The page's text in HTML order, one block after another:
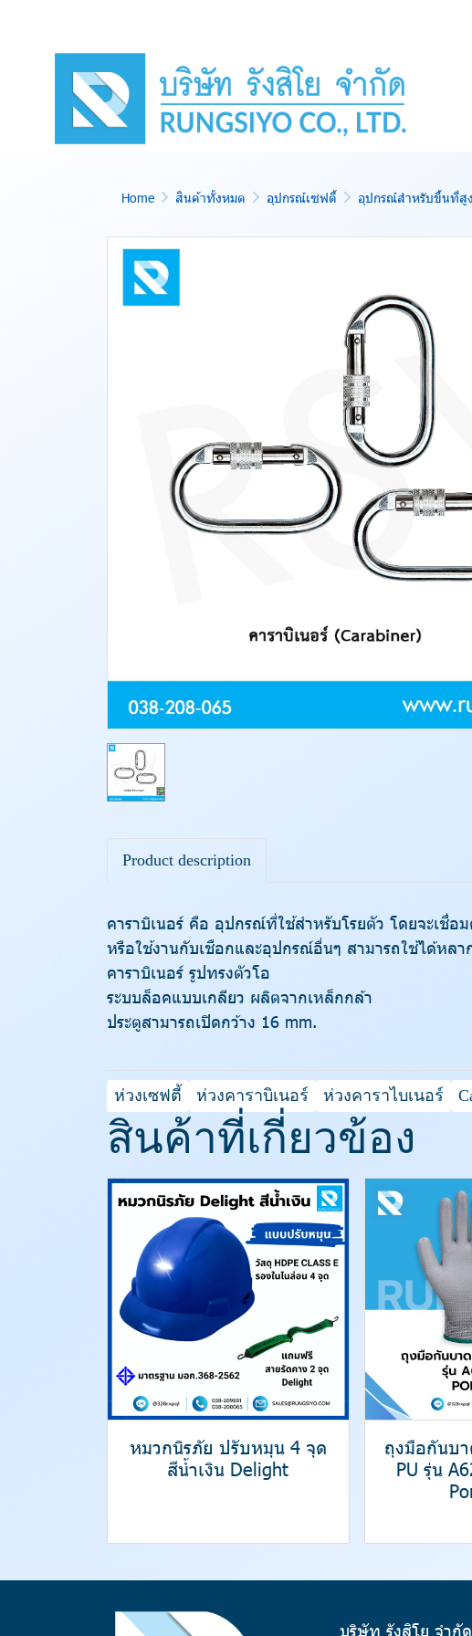
Home สินค้าทั้งหมด อุปกรณ์เซฟตี้ อุปกรณ์สำหรับขึ้นที่สูง
Product description
คาราบิเนอร์ คือ อุปกรณ์ที่ใช้สำหรับโรยตัว โดยจะเชื่
หรือใช้งานกับเชือกและอุปกรณ์อื่นๆ สามารถใช้ได้หล
คาราบิเนอร์ รูปทรงตัวโอ
ระบบล็อคแบบเกลียว ผลิตจากเหล็กกล้า
ประตูสามารถเปิดกว้าง 16 mm.
ห่วงเซฟตี้ ห่วงคาราบิเนอร์ ห่วงคาราไบเนอร์
สินค้าที่เกี่ยวข้อง
หมวกนิรภัย ปรับหมุน 4 จุด
สีน้ำเงิน Delight
ถุงมือกันบา
PU รุ่น
บริษัท รังสิโย จำกัด